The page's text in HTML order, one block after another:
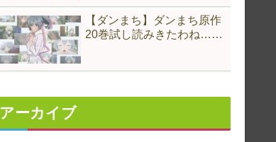
【ダンまち】ダンまち原作
20巻試し読みきたわね……
アーカイブ